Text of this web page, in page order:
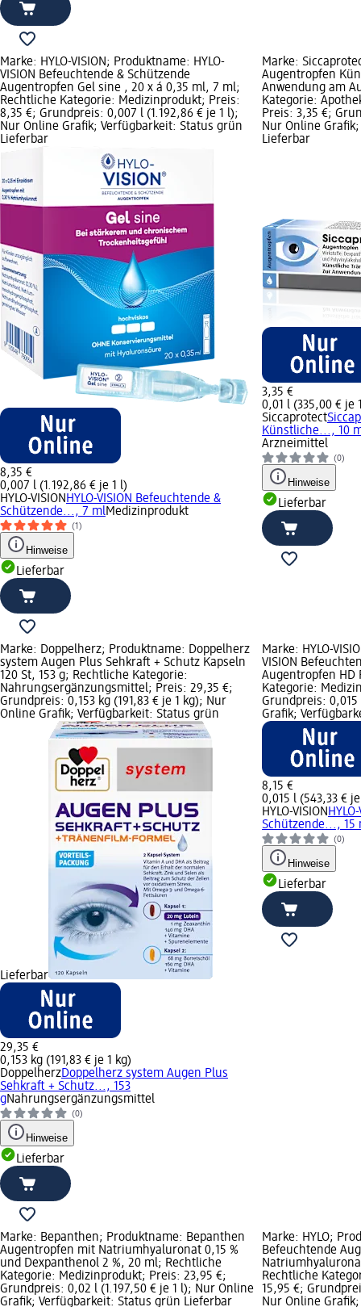
Marke: HYLO-VISION; Produktname: HYLO-
VISION Befeuchtende & Schützende
Augentropfen Gel sine , 20 x á 0,35 ml, 7 ml;
Rechtliche Kategorie: Medizinprodukt; Preis:
8,35 €; Grundpreis: 0,007 l (1.192,86 € je 1 l);
Nur Online Grafik; Verfügbarkeit: Status grün
Lieferbar
8,35 €
0,007 l (1.192,86 € je 1 l)
HYLO-VISION HYLO-VISION Befeuchtende &
Schützende..., 7 mlMedizinprodukt
(1)
Hinweise
Lieferbar
Marke:
Augentropfen
Anwendung am
Kategorie:
Preis: 3,35 €;
Nur Online
Lieferbar
3,35 €
0,01 l (335,00 € je
Siccaprotect
Künstliche..., 10
Arzneimittel
(0)
Hinweise
Lieferbar
Marke: Doppelherz; Produktname: Doppelherz
system Augen Plus Sehkraft + Schutz Kapseln
120 St, 153 g; Rechtliche Kategorie:
Nahrungsergänzungsmittel; Preis: 29,35 €;
Grundpreis: 0,153 kg (191,83 € je 1 kg); Nur
Online Grafik; Verfügbarkeit: Status grün
Lieferbar
29,35 €
0,153 kg (191,83 € je 1 kg)
DoppelherzDoppelherz system Augen Plus
Sehkraft + Schutz..., 153
gNahrungsergänzungsmittel
(0)
Hinweise
Lieferbar
Marke: HYLO-
VISION
Augentropfen HD
Kategorie:
Grundpreis:
Grafik;
8,15 €
0,015 l (543,33 €
HYLO-VISION
Schützende..., 15
(0)
Hinweise
Lieferbar
Marke: Bepanthen; Produktname: Bepanthen
Augentropfen mit Natriumhyaluronat 0,15 %
und Dexpanthenol 2 %, 20 ml; Rechtliche
Kategorie: Medizinprodukt; Preis: 23,95 €;
Grundpreis: 0,02 l (1.197,50 € je 1 l); Nur Online
Grafik; Verfügbarkeit: Status grün Lieferbar
Marke: HYLO;
Befeuchtende
Rechtliche
15,95 €;
Nur Online